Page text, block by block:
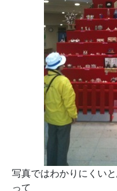
写真ではわかりにくい
って